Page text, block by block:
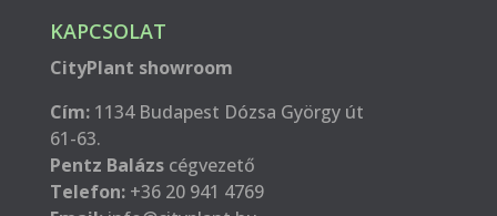
KAPCSOLAT
CityPlant showroom
Cím:1134 Budapest Dózsa György út
61-63.
Pentz Balázscégvezető
Telefon:+36 20 941 4769